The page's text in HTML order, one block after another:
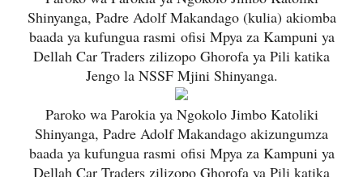
Shinyanga, Padre Adolf Makandago (kulia) akiomba
baada ya kufungua rasmiofisi Mpya za Kampuni ya
Dellah Car Traders zilizopo Ghorofa ya Pili katika
Jengo la NSSF Mjini Shinyanga.
Paroko wa Parokia ya Ngokolo Jimbo Katoliki
Shinyanga, Padre Adolf Makandago akizungumza
baada ya kufungua rasmiofisi Mpya za Kampuni ya
Dellah Car Traders zilizopo Ghorofa ya Pili katika